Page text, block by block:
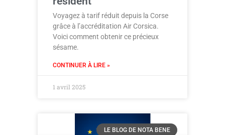
Voyagez à tarif réduit depuis la Corse
grâce à l’accréditation Air Corsica.
Voici comment obtenir ce précieux
sésame.
CONTINUER À LIRE »
1 avril 2025
LE BLOG DE NOTA BENE